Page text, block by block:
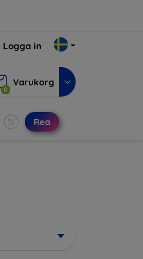
Logga in
0
Varukorg
Rea